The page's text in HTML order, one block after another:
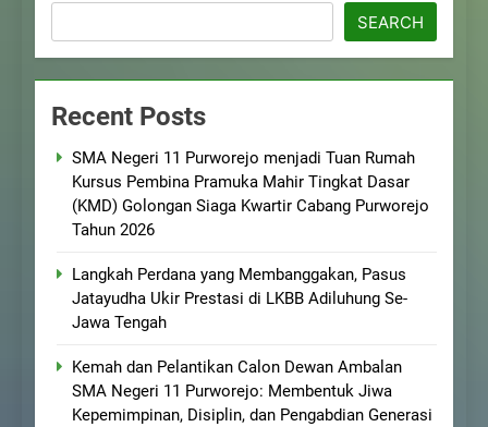
SEARCH
Recent Posts
SMA Negeri 11 Purworejo menjadi Tuan Rumah
Kursus Pembina Pramuka Mahir Tingkat Dasar
(KMD) Golongan Siaga Kwartir Cabang Purworejo
Tahun 2026
Langkah Perdana yang Membanggakan, Pasus
Jatayudha Ukir Prestasi di LKBB Adiluhung Se-
Jawa Tengah
Kemah dan Pelantikan Calon Dewan Ambalan
SMA Negeri 11 Purworejo: Membentuk Jiwa
Kepemimpinan, Disiplin, dan Pengabdian Generasi